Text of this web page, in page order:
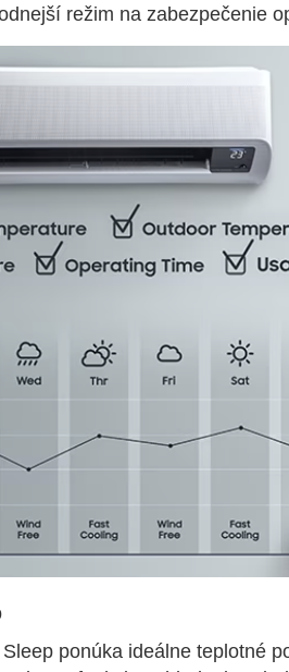
režim na zabezpečenie
ponúka ideálne teplotné